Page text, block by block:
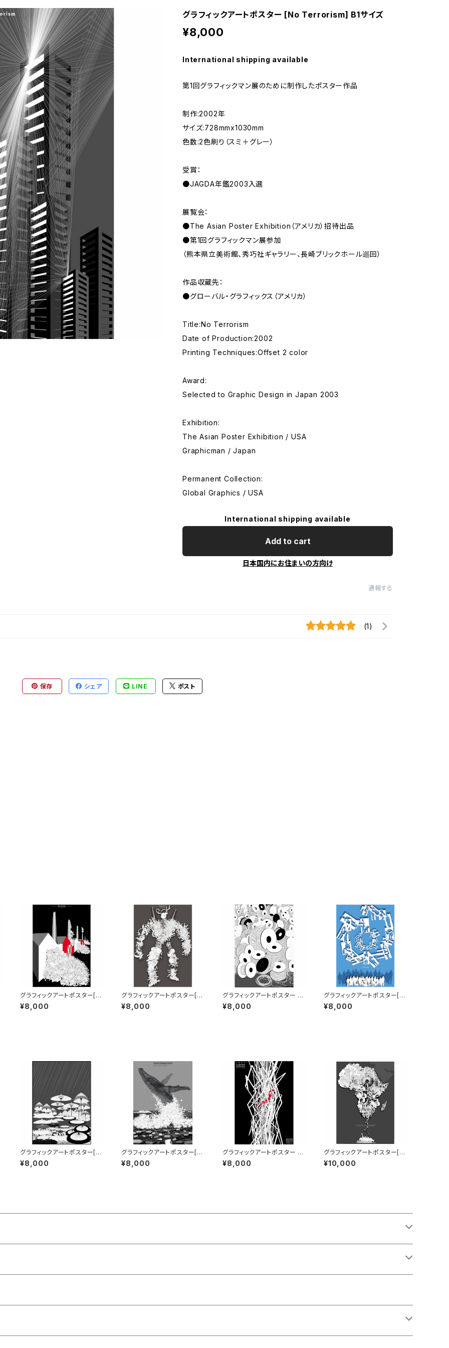
グラフィックアートポスター [No Terrorism] B1サイズ
¥8,000
International shipping available
第1回グラフィックマン展のために制作したポスター作品
制作:2002年
サイズ:728mmx1030mm
色数:2色刷り（スミ＋グレー）
受賞：
●JAGDA年鑑2003入選
展覧会：
●The Asian Poster Exhibition（アメリカ）招待出品
●第1回グラフィックマン展参加
（熊本県立美術館、秀巧社ギャラリー、長崎ブリックホール巡回）
作品収蔵先：
●グローバル・グラフィックス（アメリカ）
Title:No Terrorism
Date of Production:2002
Printing Techniques:Offset 2 color
Award:
Selected to Graphic Design in Japan 2003
Exhibition:
The Asian Poster Exhibition / USA
Graphicman / Japan
Permanent Collection:
Global Graphics / USA
International shipping available
Add to cart
日本国内にお住まいの方向け
通報する
(1)
保存 シェア LINE ポスト
グラフィックアートポスター[R
ecycle Factory] B1サイズ
¥8,000
グラフィックアートポスター[R
ecycle Robot] B1サイズ
¥8,000
グラフィックアートポスター [L
INK] B1サイズ
¥8,000
グラフィックアートポスター[U
niversal Design] B1サイズ
¥8,000
グラフィックアートポスター[J
apan] B1サイズ
¥8,000
グラフィックアートポスター[Pl
astic Garbage Island] B2
サイズ
¥8,000
グラフィックアートポスター [N
agoya-Japan] B1サイズ
¥8,000
グラフィックアートポスター[A
frica-Tanzania] B1サイズ
¥10,000